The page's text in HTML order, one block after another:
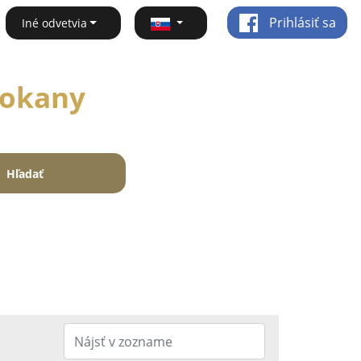
Iné odvetvia Prihlásiť sa
Hľadať